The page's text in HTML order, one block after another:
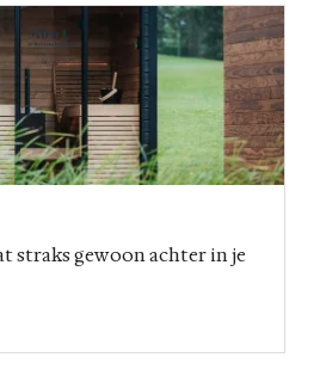
straks gewoon achter in je